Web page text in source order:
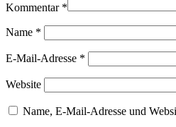
Kommentar *
Name *
E-Mail-Adresse *
Website
Name, E-Mail-Adresse und